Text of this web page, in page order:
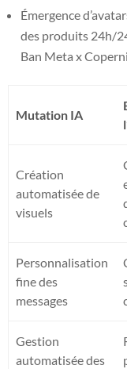
Émergence
des produits 24h/
Ban Meta x Coperni
Mutation IA
Création
automatisée de
visuels
Personnalisation
fine des
messages
Gestion
automatisée des